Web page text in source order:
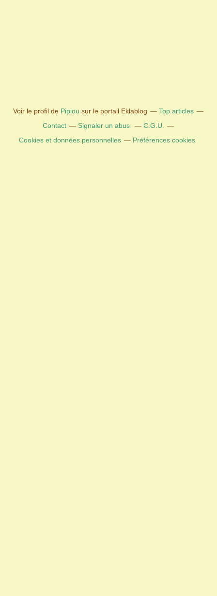
Voir le profil de Pipiou sur le portail Eklablog
Top articles
Contact
Signaler un abus
C.G.U.
Cookies et données personnelles
Préférences cookies